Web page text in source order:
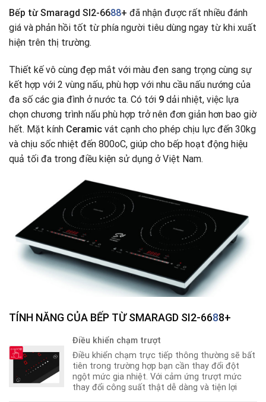
Bếp từ Smaragd SI2-6688+ đã nhận được rất nhiều đánh
giá và phản hồi tốt từ phía người tiêu dùng ngay từ khi xuất
hiện trên thị trường.
Thiết kế vô cùng đẹp mắt với màu đen sang trọng cùng sự
kết hợp với 2 vùng nấu, phù hợp với nhu cầu nấu nướng của
đa số các gia đình ở nước ta. Có tới 9 dải nhiệt, việc lựa
chọn chương trình nấu phù hợp trở nên đơn giản hơn bao giờ
hết. Mặt kính Ceramic vát cạnh cho phép chịu lực đến 30kg
và chịu sốc nhiệt đến 800oC, giúp cho bếp hoạt động hiệu
quả tối đa trong điều kiện sử dụng ở Việt Nam.
TÍNH NĂNG CỦA BẾP TỪ SMARAGD SI2-6688+
Điều khiển chạm trượt
Điều khiển chạm trực tiếp thông thường sẽ bất
tiên trong trường hợp bạn cần thay đổi đột
ngột mức gia nhiệt. Với cảm ứng trượt mức
thay đổi công suất thật dễ dàng và tiện lợi